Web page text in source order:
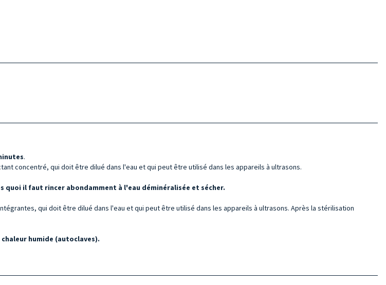
.
concentré, qui doit être dilué dans l'eau et qui peut être utilisé dans les appareils à ultrasons.
quoi il faut rincer abondamment à l'eau déminéralisée et sécher.
qui doit être dilué dans l'eau et qui peut être utilisé dans les appareils à ultrasons. Après la stérilisation
humide (autoclaves).